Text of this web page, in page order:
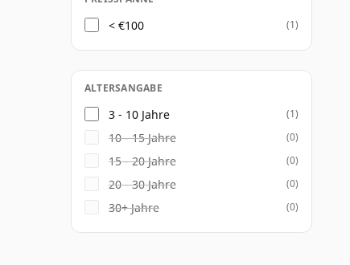
< €100 (1)
ALTERSANGABE
3 - 10 Jahre (1)
10 - 15 Jahre (0)
15 - 20 Jahre (0)
20 - 30 Jahre (0)
30+ Jahre (0)